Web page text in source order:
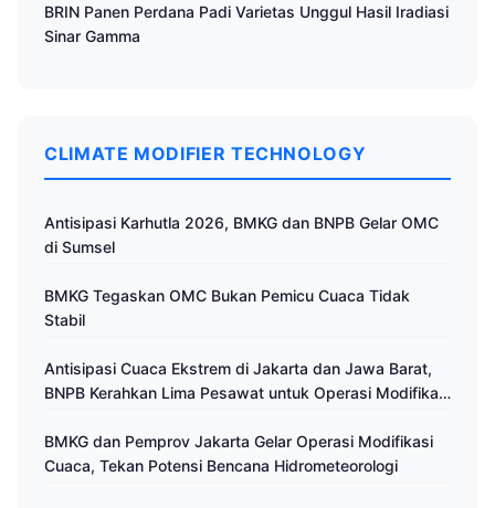
BRIN Panen Perdana Padi Varietas Unggul Hasil Iradiasi
Sinar Gamma
CLIMATE MODIFIER TECHNOLOGY
Antisipasi Karhutla 2026, BMKG dan BNPB Gelar OMC
di Sumsel
BMKG Tegaskan OMC Bukan Pemicu Cuaca Tidak
Stabil
Antisipasi Cuaca Ekstrem di Jakarta dan Jawa Barat,
BNPB Kerahkan Lima Pesawat untuk Operasi Modifikasi
BMKG dan Pemprov Jakarta Gelar Operasi Modifikasi
Cuaca, Tekan Potensi Bencana Hidrometeorologi